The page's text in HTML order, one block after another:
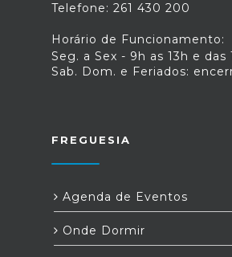
Telefone: 261 430 200
Horário de Funcionamento:
Seg. a Sex - 9h as 13h e das
Sab. Dom. e Feriados:
FREGUESIA
Agenda de Eventos
Onde Dormir